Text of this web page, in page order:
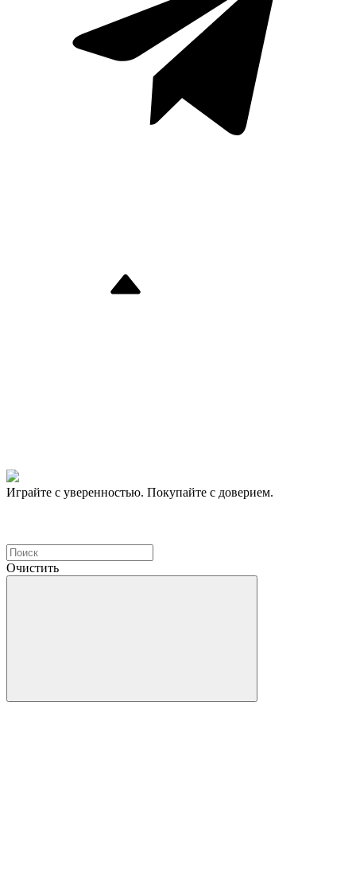
Играйте с уверенностью. Покупайте с доверием.
Очистить